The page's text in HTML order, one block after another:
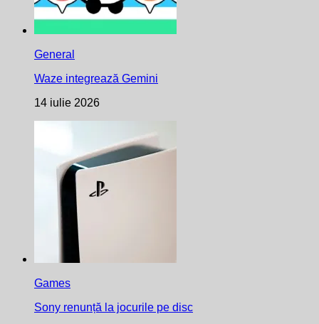
General
Waze integrează Gemini
14 iulie 2026
Games
Sony renunță la jocurile pe disc